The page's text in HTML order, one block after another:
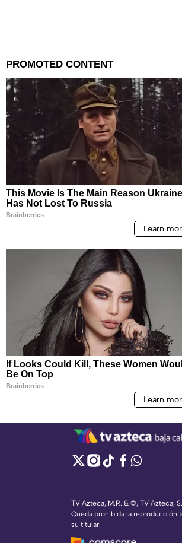
TV Azteca, M.R. & ©, TV Azteca,
Queda prohibida la reproducción
su titular.